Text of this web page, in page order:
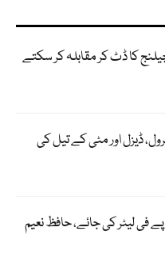
کا ڈٹ کر مقابلہ کر سکتے
ڈیزل اور مٹی کے تیل کی
کی قیمت 228 روپے فی لیٹر کی جائے، حافظ نعیم